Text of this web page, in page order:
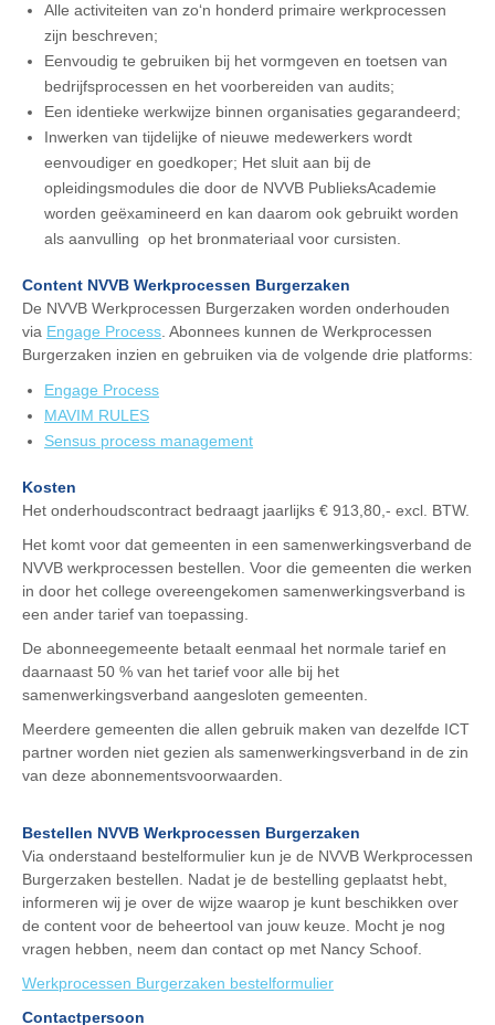
Alle activiteiten van zo‘n honderd primaire werkprocessen
zijn beschreven;
Eenvoudig te gebruiken bij het vormgeven en toetsen van
bedrijfsprocessen en het voorbereiden van audits;
Een identieke werkwijze binnen organisaties gegarandeerd;
Inwerken van tijdelijke of nieuwe medewerkers wordt
eenvoudiger en goedkoper; Het sluit aan bij de
opleidingsmodules die door de NVVB PublieksAcademie
worden geëxamineerd en kan daarom ook gebruikt worden
als aanvulling op het bronmateriaal voor cursisten.
Content NVVB Werkprocessen Burgerzaken
De NVVB Werkprocessen Burgerzaken worden onderhouden
via Engage Process . Abonnees kunnen de Werkprocessen
Burgerzaken inzien en gebruiken via de volgende drie platforms:
Engage Process
MAVIM RULES
Sensus process management
Kosten
Het onderhoudscontract bedraagt jaarlijks € 913,80,- excl. BTW.
Het komt voor dat gemeenten in een samenwerkingsverband de
NVVB werkprocessen bestellen. Voor die gemeenten die werken
in door het college overeengekomen samenwerkingsverband is
een ander tarief van toepassing.
De abonneegemeente betaalt eenmaal het normale tarief en
daarnaast 50 % van het tarief voor alle bij het
samenwerkingsverband aangesloten gemeenten.
Meerdere gemeenten die allen gebruik maken van dezelfde ICT
partner worden niet gezien als samenwerkingsverband in de zin
van deze abonnementsvoorwaarden.
Bestellen NVVB Werkprocessen Burgerzaken
Via onderstaand bestelformulier kun je de NVVB Werkprocessen
Burgerzaken bestellen. Nadat je de bestelling geplaatst hebt,
informeren wij je over de wijze waarop je kunt beschikken over
de content voor de beheertool van jouw keuze. Mocht je nog
vragen hebben, neem dan contact op met Nancy Schoof.
Werkprocessen Burgerzaken bestelformulier
Contactpersoon